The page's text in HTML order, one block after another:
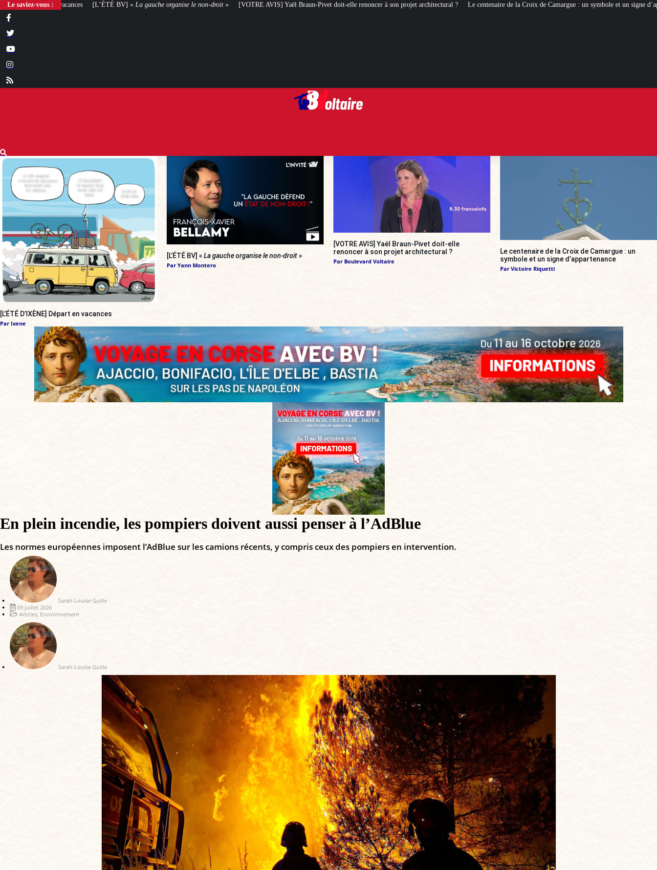
Le saviez-vous :
[L’ÉTÉ BV] « La gauche organise le non-droit» [VOTRE AVIS] Yaël Braun-Pivet doit-elle renoncer à son projet architectural ? Le centenaire de la Croix de Camargue : un symbole et un signe d’appartenance [ROMANS
[L’ÉTÉ D’IXÈNE] Départ en vacances
Par Ixene
[L’ÉTÉ BV] « La gauche organise le non-droit»
Par Yann Montero
[VOTRE AVIS] Yaël Braun-Pivet doit-elle
renoncer à son projet architectural ?
Par Boulevard Voltaire
Le centenaire de la Croix de Camargue : un
symbole et un signe d’appartenance
Par Victoire Riquetti
En plein incendie, les pompiers doivent aussi penser à l’AdBlue
Les normes européennes imposent l’AdBlue sur les camions récents, y compris ceux des pompiers en intervention.
Sarah-Louise Guille
09 juillet 2026
Articles Environnement
Sarah-Louise Guille